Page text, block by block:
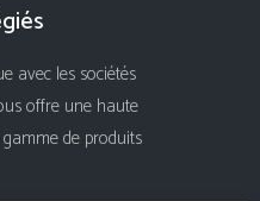
avec les sociétés
offre une haute
de produits